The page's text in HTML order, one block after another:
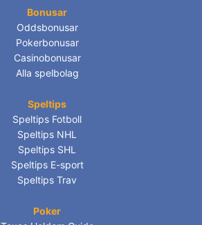
Bonusar
Oddsbonusar
Pokerbonusar
Casinobonusar
Alla spelbolag
Speltips
Speltips Fotboll
Speltips NHL
Speltips SHL
Speltips E-sport
Speltips Trav
Poker